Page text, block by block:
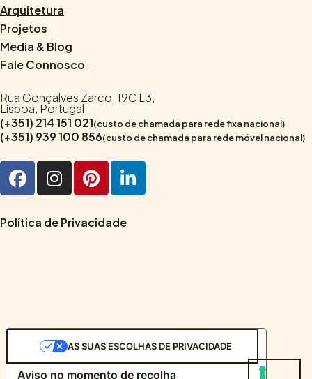
Arquitetura
Projetos
Media & Blog
Fale Connosco
Rua Gonçalves Zarco, 19C L3,
Lisboa, Portugal
(+351) 214 151 021(custo de chamada para rede fixa nacional)
(+351) 939 100 856(custo de chamada para rede móvel nacional)
Política de Privacidade
Aviso no momento de recolha
AS SUAS ESCOLHAS DE PRIVACIDADE